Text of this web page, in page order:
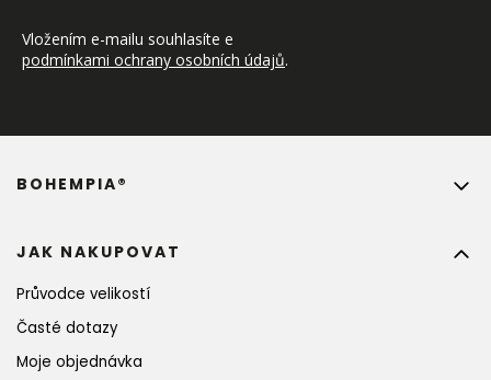
Vložením e-mailu souhlasíte e
podmínkami ochrany osobních údajů.
JAK NAKUPOVAT
Průvodce velikostí
Časté dotazy
Moje objednávka
BOHEMPIA®